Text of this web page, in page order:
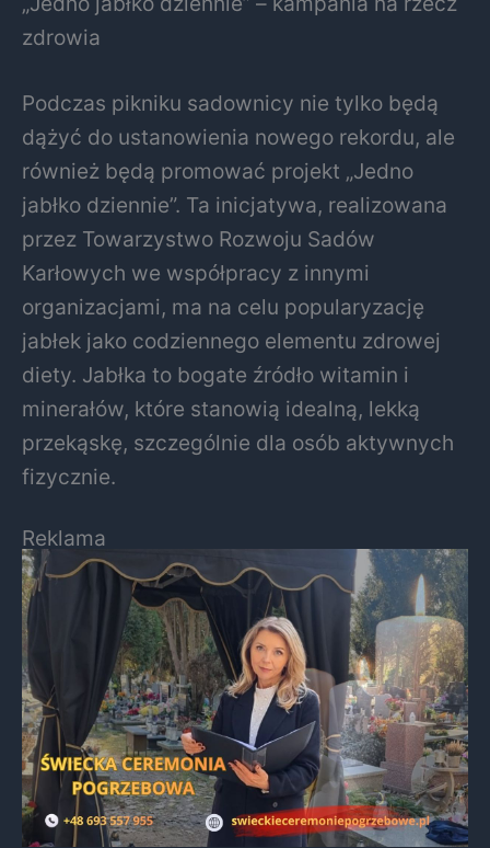
zdrowia
Podczas pikniku sadownicy nie tylko będą
dążyć do ustanowienia nowego rekordu, ale
również będą promować projekt „Jedno
jabłko dziennie”. Ta inicjatywa, realizowana
przez Towarzystwo Rozwoju Sadów
Karłowych we współpracy z innymi
organizacjami, ma na celu popularyzację
jabłek jako codziennego elementu zdrowej
diety. Jabłka to bogate źródło witamin i
minerałów, które stanowią idealną, lekką
przekąskę, szczególnie dla osób aktywnych
fizycznie.
Reklama